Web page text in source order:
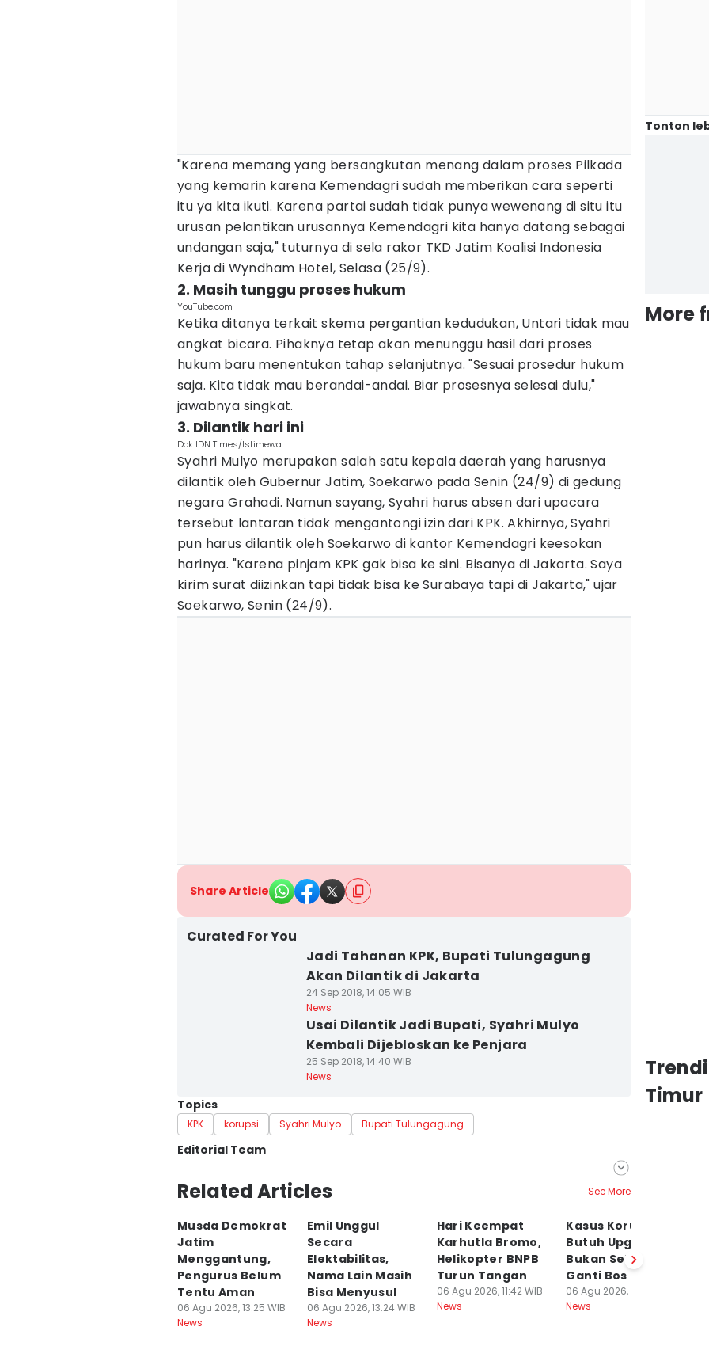
"Karena memang yang bersangkutan menang dalam proses Pilkada
yang kemarin karena Kemendagri sudah memberikan cara seperti
itu ya kita ikuti. Karena partai sudah tidak punya wewenang di situ itu
urusan pelantikan urusannya Kemendagri kita hanya datang sebagai
undangan saja," tuturnya di sela rakor TKD Jatim Koalisi Indonesia
Kerja di Wyndham Hotel, Selasa (25/9).
2. Masih tunggu proses hukum
YouTube.com
Ketika ditanya terkait skema pergantian kedudukan, Untari tidak mau
angkat bicara. Pihaknya tetap akan menunggu hasil dari proses
hukum baru menentukan tahap selanjutnya. "Sesuai prosedur hukum
saja. Kita tidak mau berandai-andai. Biar prosesnya selesai dulu,"
jawabnya singkat.
3. Dilantik hari ini
Dok IDN Times/Istimewa
Syahri Mulyo merupakan salah satu kepala daerah yang harusnya
dilantik oleh Gubernur Jatim, Soekarwo pada Senin (24/9) di gedung
negara Grahadi. Namun sayang, Syahri harus absen dari upacara
tersebut lantaran tidak mengantongi izin dari KPK. Akhirnya, Syahri
pun harus dilantik oleh Soekarwo di kantor Kemendagri keesokan
harinya. "Karena pinjam KPK gak bisa ke sini. Bisanya di Jakarta. Saya
kirim surat diizinkan tapi tidak bisa ke Surabaya tapi di Jakarta," ujar
Soekarwo, Senin (24/9).
Share Article
Curated For You
Jadi Tahanan KPK, Bupati Tulungagung
Akan Dilantik di Jakarta
24 Sep 2018, 14:05 WIB
News
Usai Dilantik Jadi Bupati, Syahri Mulyo
Kembali Dijebloskan ke Penjara
25 Sep 2018, 14:40 WIB
News
Topics
KPK korupsi Syahri Mulyo Bupati Tulungagung
Editorial Team
Editor
Fitria Madia
Editor
Faiz Nashrillah
Related Articles See More
Musda Demokrat
Jatim
Menggantung,
Pengurus Belum
Tentu Aman
06 Agu 2026, 13:25 WIB
News
Emil Unggul
Secara
Elektabilitas,
Nama Lain Masih
Bisa Menyusul
06 Agu 2026, 13:24 WIB
News
Hari Keempat
Karhutla Bromo,
Helikopter BNPB
Turun Tangan
06 Agu 2026, 11:42 WIB
News
Kasus Korupsi: KBS
Butuh Upgrade,
Bukan Sekadar
Ganti Bos
06 Agu 2026, 11:41 WIB
News
Tonton
More
Timur